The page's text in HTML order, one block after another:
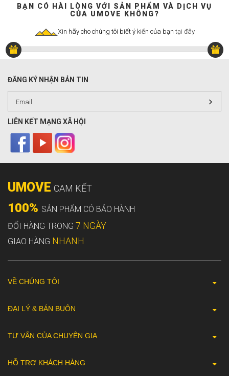
BẠN CÓ HÀI LÒNG VỚI SẢN PHẨM VÀ DỊCH VỤ
CỦA UMOVE KHÔNG?
Xin hãy cho chúng tôi biết ý kiến của bạn tại đây
ĐĂNG KÝ NHẬN BẢN TIN
LIÊN KẾT MẠNG XÃ HỘI
UMOVE CAM KẾT
100% SẢN PHẨM CÓ BẢO HÀNH
ĐỔI HÀNG TRONG 7 NGÀY
GIAO HÀNG NHANH
VỀ CHÚNG TÔI
ĐẠI LÝ & BÁN BUÔN
TƯ VẤN CỦA CHUYÊN GIA
HỖ TRỢ KHÁCH HÀNG